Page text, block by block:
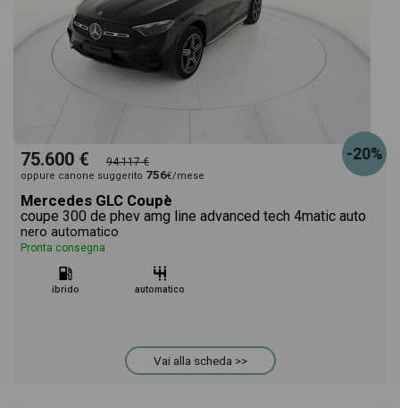
-20%
75.600 € 94.117 €
oppure canone suggerito 756€/mese
Mercedes GLC Coupè
coupe 300 de phev amg line advanced tech 4matic auto
nero automatico
Pronta consegna
ibrido automatico
Vai alla scheda >>